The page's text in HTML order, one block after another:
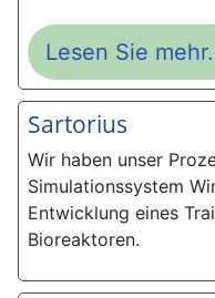
Lesen Sie
Sartorius
Wir haben unser
Simulationssystem
Entwicklung eines
Bioreaktoren.